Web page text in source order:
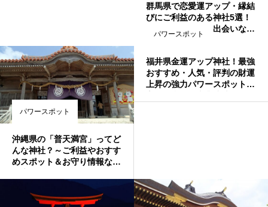
群馬県で恋愛運アップ・縁結
びにご利益のある神社5選！
恋愛成就・復縁・出会いなど
叶えたい方必見♪最強おすす
スポット！
パワースポット
沖縄県の「普天満宮」ってど
んな神社？～ご利益やおすす
めスポット＆お守り情報など
パワースポット
福井県金運アップ神社！最強
おすすめ・人気・評判の財運
上昇の強力パワースポット！